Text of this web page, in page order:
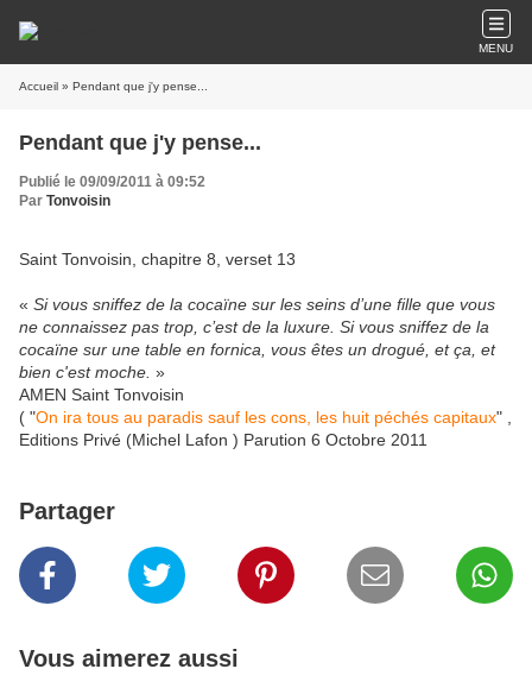
MENU
Accueil » Pendant que j'y pense...
Pendant que j'y pense...
Publié le 09/09/2011 à 09:52
Par Tonvoisin
Saint Tonvoisin, chapitre 8, verset 13
« Si vous sniffez de la cocaïne sur les seins d’une fille que vous
ne connaissez pas trop, c’est de la luxure. Si vous sniffez de la
cocaïne sur une table en fornica, vous êtes un drogué, et ça, et
bien c'est moche. »
AMEN Saint Tonvoisin
( "On ira tous au paradis sauf les cons, les huit péchés capitaux" ,
Editions Privé (Michel Lafon ) Parution 6 Octobre 2011
Partager
Vous aimerez aussi